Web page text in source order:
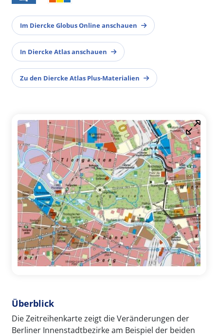
Im Diercke Globus Online anschauen
In Diercke Atlas anschauen
Zu den Diercke Atlas Plus-Materialien
Überblick
Die Zeitreihenkarte zeigt die Veränderungen der
Berliner Innenstadtbezirke am Beispiel der beiden